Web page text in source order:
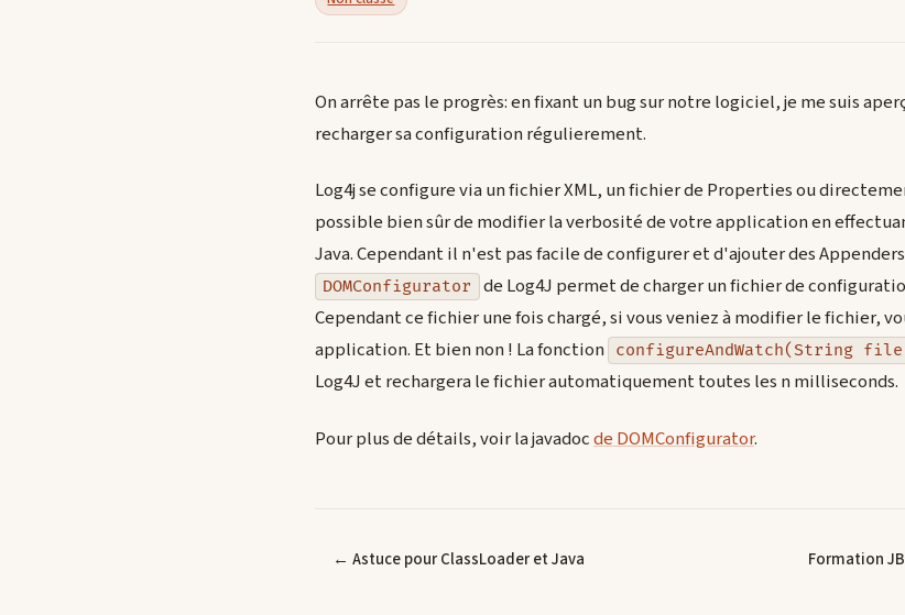
On arrête pas le progrès: en fixant un bug sur notre logiciel, je me suis
recharger sa configuration régulierement.
Log4j se configure via un fichier XML, un fichier de Properties ou
possible bien sûr de modifier la verbosité de votre application en
Java. Cependant il n'est pas facile de configurer et d'ajouter des
DOMConfigurator
de Log4J permet de charger un fichier de
Cependant ce fichier une fois chargé, si vous veniez à modifier le fichier,
application. Et bien non ! La fonction configureAndWatch(String
Log4J et rechargera le fichier automatiquement toutes les n milliseconds.
Pour plus de détails, voir la javadocde DOMConfigurator.
← Astuce pour ClassLoader et Java
Formation